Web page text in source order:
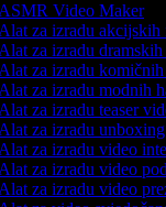
Video Maker
za izradu akcijskih
za izradu dramskih
za izradu komičnih
za izradu modnih
za izradu teaser
za izradu unboxing
za izradu video
za izradu video
za izradu video